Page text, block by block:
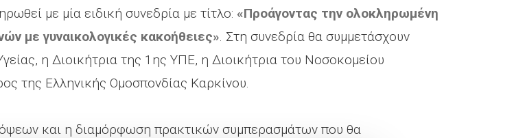
με μία ειδική συνεδρία με τίτλο: «Προάγοντας την ολοκληρωμένη
με γυναικολογικές κακοήθειες». Στη συνεδρία θα συμμετάσχουν
η Διοικήτρια της 1ης ΥΠΕ, η Διοικήτρια του Νοσοκομείου
της Ελληνικής Ομοσπονδίας Καρκίνου.
και η διαμόρφωση πρακτικών συμπερασμάτων που θα